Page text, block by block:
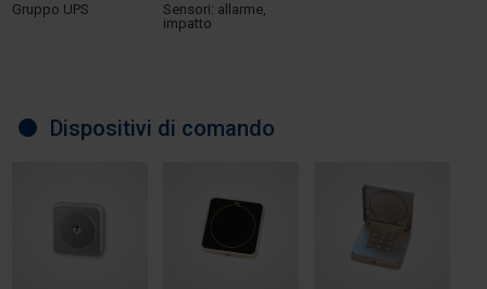
Gruppo UPS
Sensori: allarme,
impatto
Dispositivi di comando